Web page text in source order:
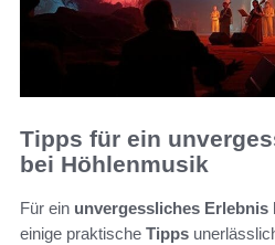
Tipps für ein
bei Höhlenmusik
Für ein unvergessliches Erlebnis
einige praktische Tipps